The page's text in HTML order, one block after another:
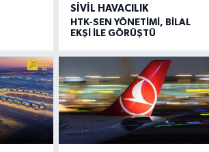
SIVIL HAVACILIK
HTK-SEN YÖNETİMİ, BİLAL
EKŞİ İLE GÖRÜŞTÜ